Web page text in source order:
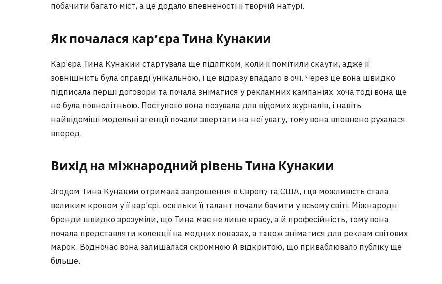
побачити багато міст, а це додало впевненості її творчій натурі.
Як почалася кар’єра Тина Кунакии
Кар’єра Тина Кунакии стартувала ще підлітком, коли її помітили скаути, адже її
зовнішність була справді унікальною, і це відразу впадало в очі. Через це вона швидко
підписала перші договори та почала зніматися у рекламних кампаніях, хоча тоді вона ще
не була повнолітньою. Поступово вона позувала для відомих журналів, і навіть
найвідоміші модельні агенції почали звертати на неї увагу, тому вона впевнено рухалася
вперед.
Вихід на міжнародний рівень Тина Кунакии
Згодом Тина Кунакии отримала запрошення в Європу та США, і ця можливість стала
великим кроком у її кар’єрі, оскільки її талант почали бачити у всьому світі. Міжнародні
бренди швидко зрозуміли, що Тина має не лише красу, а й професійність, тому вона
почала представляти колекції на модних показах, а також зніматися для реклам світових
марок. Водночас вона залишалася скромною й відкритою, що приваблювало публіку ще
більше.